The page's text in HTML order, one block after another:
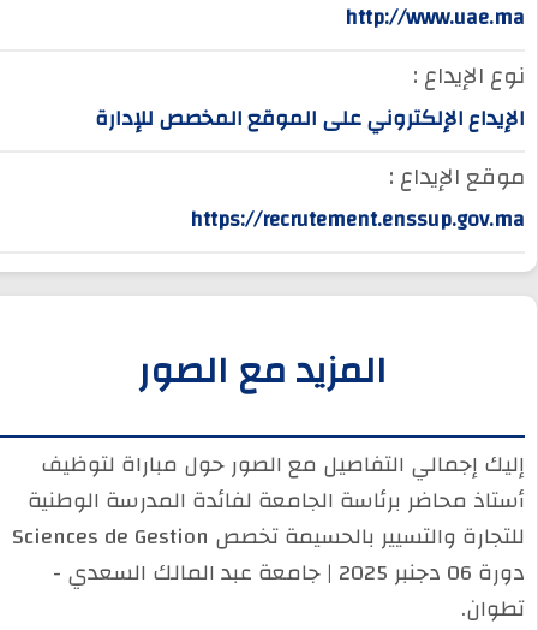
http://www.uae.ma
نوع الإيداع :
الإيداع الإلكتروني على الموقع المخصص للإدارة
موقع الإيداع :
https://recrutement.enssup.gov.ma
المزيد مع الصور
إليك إجمالي التفاصيل مع الصور حول مباراة لتوظيف
أستاذ محاضر برئاسة الجامعة لفائدة المدرسة الوطنية
للتجارة والتسيير بالحسيمة تخصص Sciences de Gestion
دورة 06 دجنبر 2025 | جامعة عبد المالك السعدي -
تطوان.